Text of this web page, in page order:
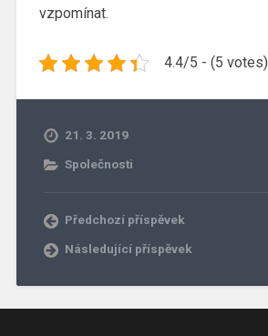
vzpomínat.
4.4/5 - (5 votes)
21. 3. 2019
Společnosti
Předchozí příspěvek
Následující příspěvek